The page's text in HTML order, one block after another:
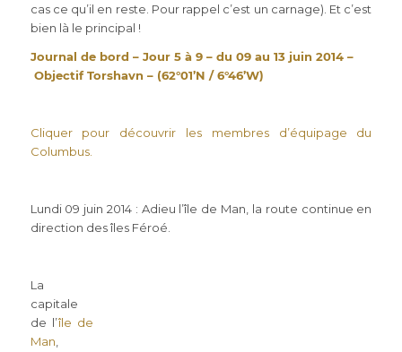
cas ce qu’il en reste. Pour rappel c’est un carnage). Et c’est
bien là le principal !
Journal de bord – Jour 5 à 9 – du 09 au 13 juin 2014 –
Objectif Torshavn – (62°01’N / 6°46’W)
Cliquer pour découvrir les membres d’équipage du
Columbus.
Lundi 09 juin 2014 : Adieu l’île de Man, la route continue en
direction des îles Féroé.
La
capitale
de l’île de
Man